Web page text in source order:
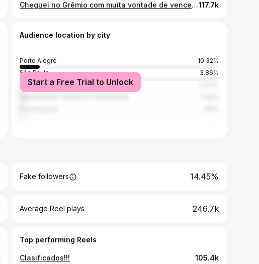
Cheguei no Grêmio com muita vontade de vencer e conquistar títulos. São mais de 300 jogos e me sinto realizado por mais uma vez ser campeão vestindo essa camisa. Meu quarto campeonato gaúcho dedico a todos os torcedores gremistas que sempre me tratam com tanto carinho e respeito. VAMOS TRICOLOR!117.7k
Audience location by city
Porto Alegre
10.32%
São Paulo
3.86%
Rio de Janeiro
Start a Free Trial to Unlock
Fake followers 14.45%
Average Reel plays 246.7k
Top performing Reels
Clasificados!!! 105.4k